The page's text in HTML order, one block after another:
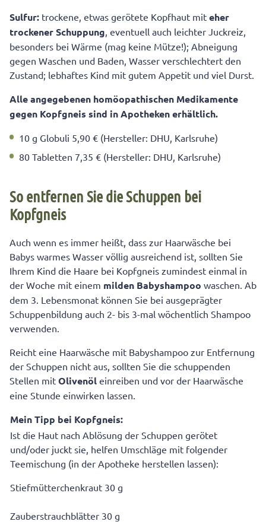
Sulfur: trockene, etwas gerötete Kopfhaut mit eher
trockener Schuppung, eventuell auch leichter Juckreiz,
besonders bei Wärme (mag keine Mütze!); Abneigung
gegen Waschen und Baden, Wasser verschlechtert den
Zustand; lebhaftes Kind mit gutem Appetit und viel Durst.
Alle angegebenen homöopathischen Medikamente
gegen Kopfgneis sind in Apotheken erhältlich.
10 g Globuli 5,90 € (Hersteller: DHU, Karlsruhe)
80 Tabletten 7,35 € (Hersteller: DHU, Karlsruhe)
So entfernen Sie die Schuppen bei
Kopfgneis
Auch wenn es immer heißt, dass zur Haarwäsche bei
Babys warmes Wasser völlig ausreichend ist, sollten Sie
Ihrem Kind die Haare bei Kopfgneis zumindest einmal in
der Woche mit einem milden Babyshampoo waschen. Ab
dem 3. Lebensmonat können Sie bei ausgeprägter
Schuppenbildung auch 2- bis 3-mal wöchentlich Shampoo
verwenden.
Reicht eine Haarwäsche mit Babyshampoo zur Entfernung
der Schuppen nicht aus, sollten Sie die schuppenden
Stellen mit Olivenöl einreiben und vor der Haarwäsche
eine Stunde einwirken lassen.
Mein Tipp bei Kopfgneis:
Ist die Haut nach Ablösung der Schuppen gerötet
und/oder juckt sie, helfen Umschläge mit folgender
Teemischung (in der Apotheke herstellen lassen):
Stiefmütterchenkraut 30 g
Zauberstrauchblätter 30 g